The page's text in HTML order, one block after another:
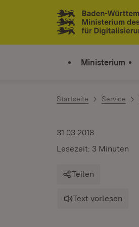
Zum Inhalt springen
Link zur Startseite
Ministerium
Startseite Service
31.03.2018
Lesezeit: 3 Minuten
Teilen
Text vorlesen